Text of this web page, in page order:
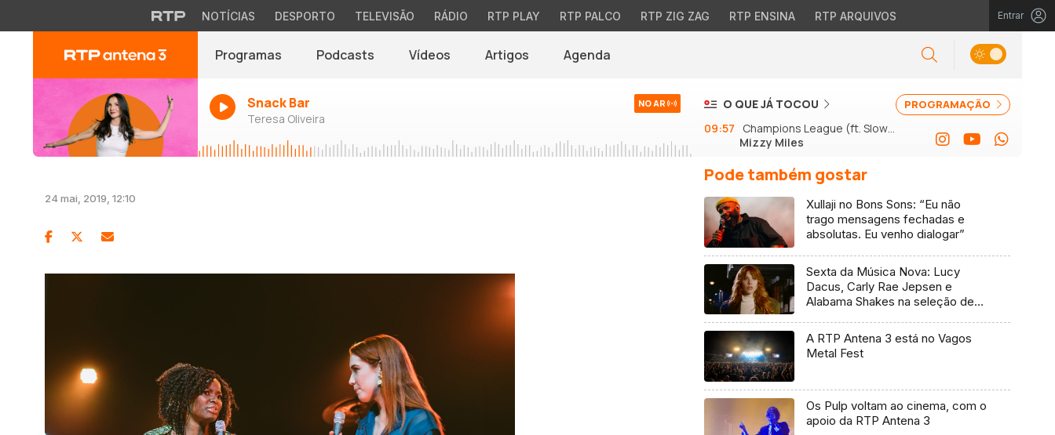
NOTÍCIAS DESPORTO TELEVISÃO RÁDIO RTP PLAY RTP PALCO RTP ZIG ZAG RTP ENSINA RTP ARQUIVOS Entrar
Programas Podcasts Vídeos Artigos Agenda
Snack Bar
Teresa Oliveira
NO AR PROGRAMAÇÃO
O QUE JÁ TOCOU
09:57
Champions League (ft. Slow J
e GSon)
Mizzy Miles
24 mai, 2019, 12:10
Pode também gostar
Xullaji no Bons Sons: “Eu não
trago mensagens fechadas e
absolutas. Eu venho dialogar”
Sexta da Música Nova: Lucy
Dacus, Carly Rae Jepsen e
Alabama Shakes na seleção de 7
A RTP Antena 3 está no Vagos
Metal Fest
Os Pulp voltam ao cinema, com o
apoio da RTP Antena 3